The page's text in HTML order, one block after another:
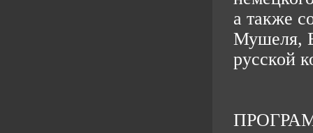
а также
Мушеля,
русской